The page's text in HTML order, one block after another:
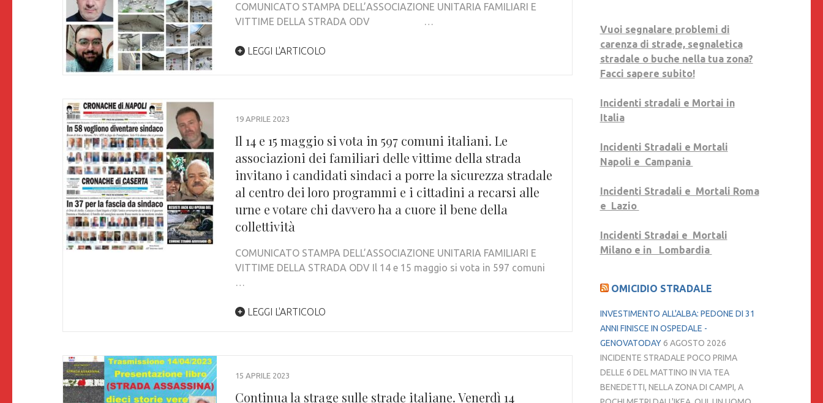
COMUNICATO STAMPA DELL’ASSOCIAZIONE UNITARIA FAMILIARI E
VITTIME DELLA STRADA ODV …
LEGGI L'ARTICOLO
19 APRILE 2023
Il 14 e 15 maggio si vota in 597 comuni italiani. Le
associazioni dei familiari delle vittime della strada
invitano i candidati sindaci a porre la sicurezza stradale
al centro dei loro programmi e i cittadini a recarsi alle
urne e votare chi davvero ha a cuore il bene della
collettività
COMUNICATO STAMPA DELL’ASSOCIAZIONE UNITARIA FAMILIARI E
VITTIME DELLA STRADA ODV Il 14 e 15 maggio si vota in 597 comuni
…
LEGGI L'ARTICOLO
15 APRILE 2023
Continua la strage sulle strade italiane. Venerdì 14
Vuoi segnalare problemi di
carenza di strade, segnaletica
stradale o buche nella tua zona?
Facci sapere subito!
Incidenti stradali e Mortai in
Italia
Incidenti Stradali e Mortali
Napoli e Campania
Incidenti Stradali e Mortali Roma
e Lazio
Incidenti Stradai e Mortali
Milano e in Lombardia
OMICIDIO STRADALE
INVESTIMENTO ALL'ALBA: PEDONE DI 31
ANNI FINISCE IN OSPEDALE -
GENOVATODAY 6 AGOSTO 2026
INCIDENTE STRADALE POCO PRIMA
DELLE 6 DEL MATTINO IN VIA TEA
BENEDETTI, NELLA ZONA DI CAMPI, A